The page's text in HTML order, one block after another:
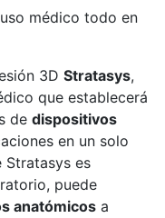
3D Stratasys,
que establecerá
de dispositivos
en un solo
Stratasys es
puede
anatómicos a